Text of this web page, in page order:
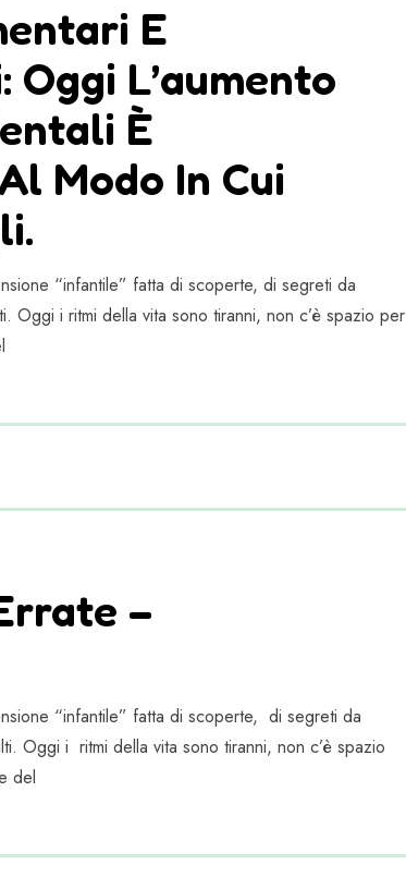
E
L’aumento
È
Modo In Cui
“infantile” fatta di scoperte, di segreti da
Oggi i ritmi della vita sono tiranni, non c’è spazio per
–
“infantile” fatta di scoperte, di segreti da
Oggi i ritmi della vita sono tiranni, non c’è spazio
del